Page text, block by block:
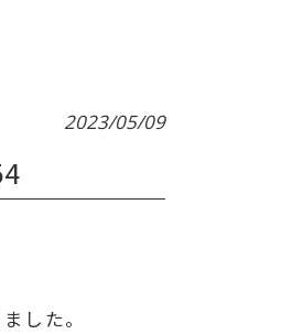
2023/05/09
した。